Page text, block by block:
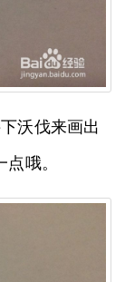
沃伐来画出
哦。